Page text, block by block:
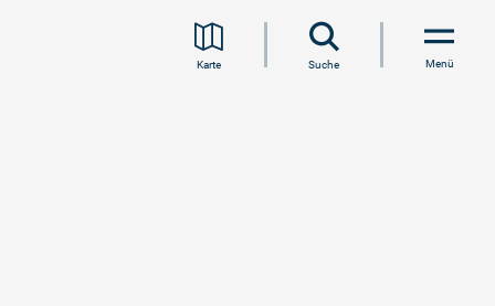
Karte Suche Menü